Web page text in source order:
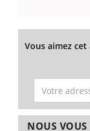
Vous aimez
NOUS